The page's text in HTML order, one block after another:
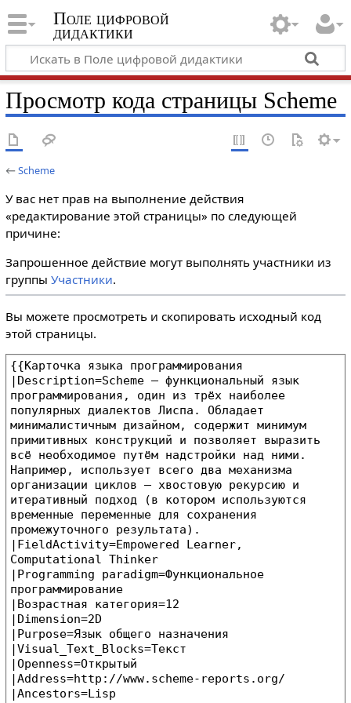
Поле цифровой
дидактики
Просмотр кода страницы Scheme
←Scheme
У вас нет прав на выполнение действия
«редактирование этой страницы» по следующей
причине:
Запрошенное действие могут выполнять участники из
группы Участники.
Вы можете просмотреть и скопировать исходный код
этой страницы.